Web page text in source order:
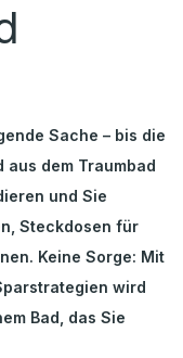
Sache – bis die
aus dem Traumbad
und Sie
Steckdosen für
Keine Sorge: Mit
wird
Bad, das Sie